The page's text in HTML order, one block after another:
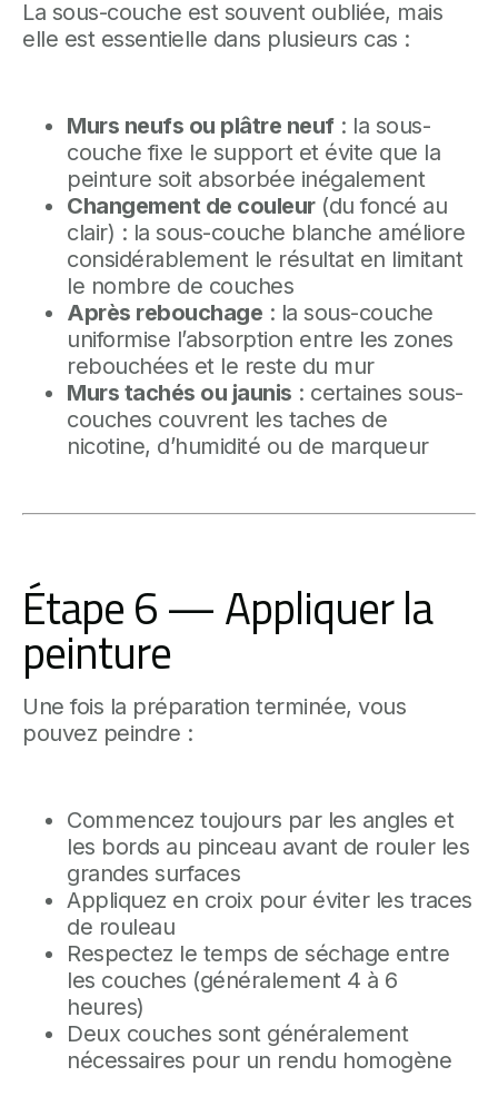
La sous-couche est souvent oubliée, mais
elle est essentielle dans plusieurs cas :
Murs neufs ou plâtre neuf: la sous-
couche fixe le support et évite que la
peinture soit absorbée inégalement
Changement de couleur(du foncé au
clair) : la sous-couche blanche améliore
considérablement le résultat en limitant
le nombre de couches
Après rebouchage : la sous-couche
uniformise l’absorption entre les zones
rebouchées et le reste du mur
Murs tachés ou jaunis : certaines sous-
couches couvrent les taches de
nicotine, d’humidité ou de marqueur
Étape 6 — Appliquer la
peinture
Une fois la préparation terminée, vous
pouvez peindre :
Commencez toujours par les angles et
les bords au pinceau avant de rouler les
grandes surfaces
Appliquez en croix pour éviter les traces
de rouleau
Respectez le temps de séchage entre
les couches (généralement 4 à 6
heures)
Deux couches sont généralement
nécessaires pour un rendu homogène